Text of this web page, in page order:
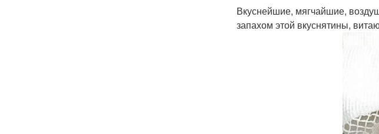
Вкуснейшие, мягчайшие,
запахом этой вкуснятины,